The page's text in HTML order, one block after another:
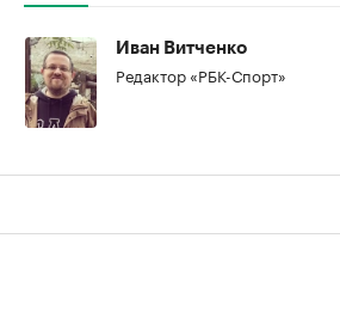
Иван Витченко
Редактор «РБК-Спорт»